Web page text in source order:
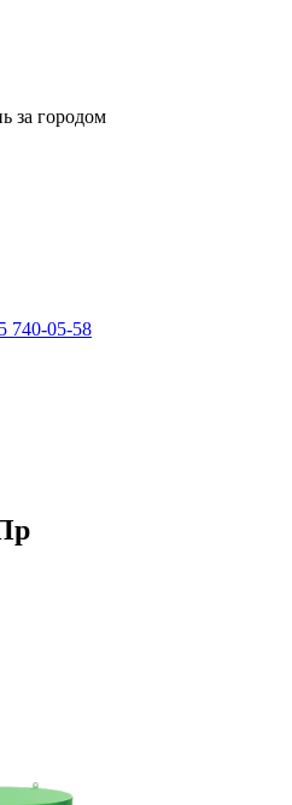
за городом
740-05-58